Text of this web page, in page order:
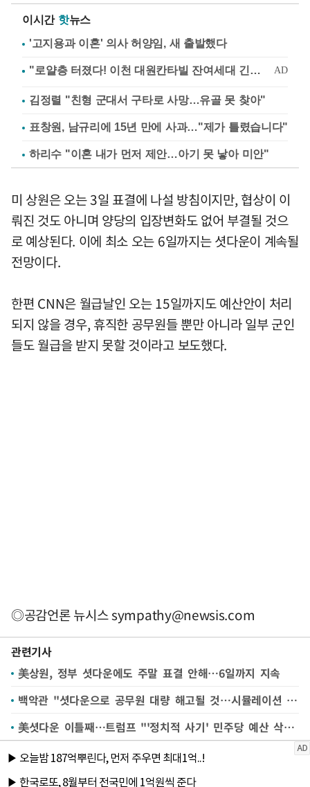
이시간 핫뉴스
'고지용과 이혼' 의사 허양임, 새 출발했다
김정렬 "친형 군대서 구타로 사망…유골 못 찾아"
표창원, 남규리에 15년 만에 사과…"제가 틀렸습니다"
하리수 "이혼 내가 먼저 제안…아기 못 낳아 미안"
미 상원은 오는 3일 표결에 나설 방침이지만, 협상이 이
뤄진 것도 아니며 양당의 입장변화도 없어 부결될 것으
로 예상된다. 이에 최소 오는 6일까지는 셧다운이 계속될
전망이다.
한편 CNN은 월급날인 오는 15일까지도 예산안이 처리
되지 않을 경우, 휴직한 공무원들 뿐만 아니라 일부 군인
들도 월급을 받지 못할 것이라고 보도했다.
◎공감언론 뉴시스sympathy@newsis.com
관련기사
美상원, 정부 셧다운에도 주말 표결 안해…6일까지 지속
백악관 "셧다운으로 공무원 대량 해고될 것…시뮬레이션 진행 중"
美셧다운 이틀째…트럼프 "'정치적 사기' 민주당 예산 삭감" 압박